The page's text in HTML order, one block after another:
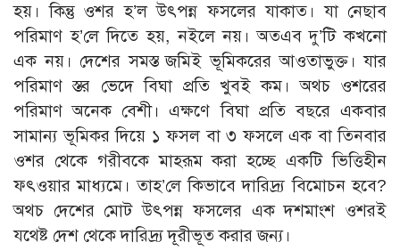
হয়। কিন্তু ওশর হ’ল উৎপন্ন ফসলের যাকাত। যা নেছাব
পরিমাণ হ’লে দিতে হয়, নইলে নয়। অতএব দু’টি কখনো
এক নয়। দেশের সমস্ত জমিই ভূমিকরের আওতাভুক্ত। যার
পরিমাণ স্তর ভেদে বিঘা প্রতি খুবই কম। অথচ ওশরের
পরিমাণ অনেক বেশী। এক্ষণে বিঘা প্রতি বছরে একবার
সামান্য ভূমিকর দিয়ে ১ ফসল বা ৩ ফসলে এক বা তিনবার
ওশর থেকে গরীবকে মাহরূম করা হচ্ছে একটি ভিত্তিহীন
ফৎওয়ার মাধ্যমে। তাহ’লে কিভাবে দারিদ্র্য বিমোচন হবে?
অথচ দেশের মোট উৎপন্ন ফসলের এক দশমাংশ ওশরই
যথেষ্ট দেশ থেকে দারিদ্র্য দূরীভূত করার জন্য।